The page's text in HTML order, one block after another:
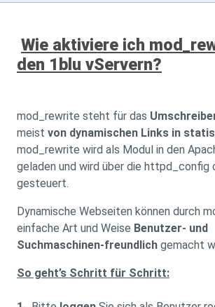
Wie aktiviere ich
den 1blu vServern?
mod_rewrite steht für das
meist von dynamischen Links in
mod_rewrite wird als Modul in den
geladen und wird über die httpd_config
gesteuert.
Dynamische Webseiten können durch
einfache Art und Weise Benutzer- und
Suchmaschinen-freundlich gemacht
So geht’s Schritt für Schritt: